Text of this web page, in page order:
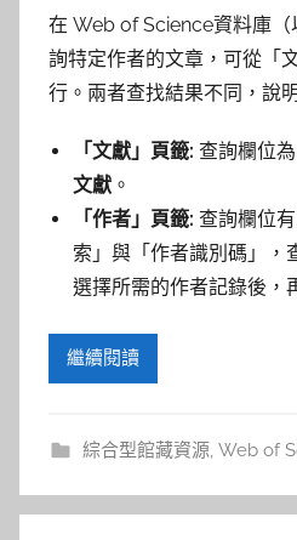
在 Web of Science資料庫
詢特定作者的文章，可從「
行。兩者查找結果不同，說
「文獻」頁籤: 查詢欄位
文獻 。
「作者」頁籤: 查詢欄位
索」與「作者識別碼」，
選擇所需的作者記錄後，
繼續閱讀
綜合型館藏資源, Web of